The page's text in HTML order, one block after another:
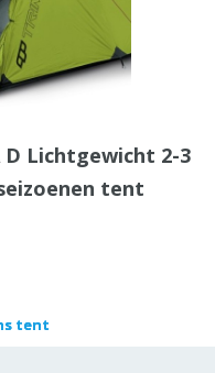
D Lichtgewicht 2-3
tent
tent
tent